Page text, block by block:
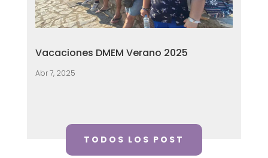
Vacaciones DMEM Verano 2025
Abr 7, 2025
TODOS LOS POST